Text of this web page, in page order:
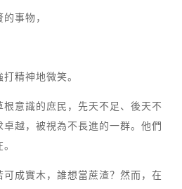
的事物，
精神地微笑。
根意識的庶民，先天不足、後天不
卓越，被視為不長進的一群。他們
。
成實木，誰想當蔗渣？然而，在